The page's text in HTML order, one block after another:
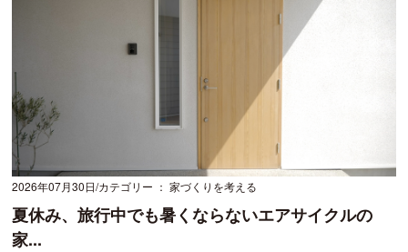
2026年07月30日カテゴリー ： 家づくりを考える
夏休み、旅行中でも暑くならないエアサイクルの
家...